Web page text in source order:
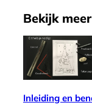
Bekijk meer
Inleiding en